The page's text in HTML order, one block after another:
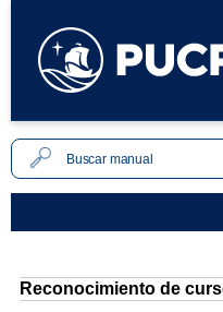
Reconocimiento de